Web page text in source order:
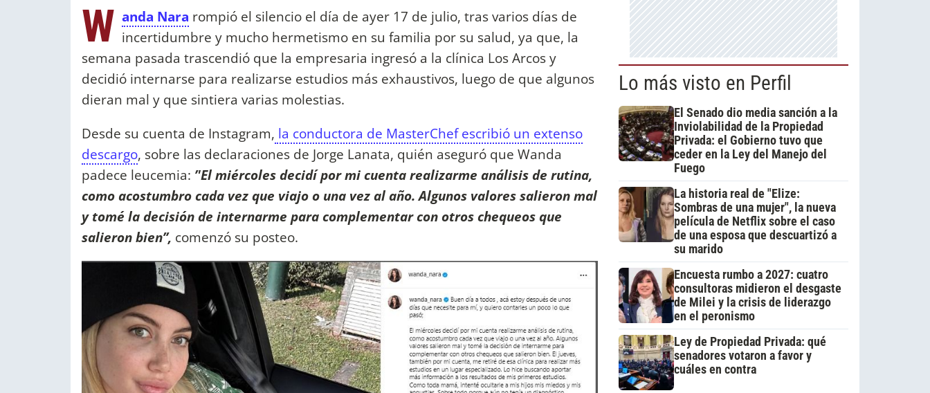
W anda Nara rompió el silencio el día de ayer 17 de julio, tras varios días de
incertidumbre y mucho hermetismo en su familia por su salud, ya que, la
semana pasada trascendió que la empresaria ingresó a la clínica Los Arcos y
decidió internarse para realizarse estudios más exhaustivos, luego de que algunos
dieran mal y que sintiera varias molestias.
Desde su cuenta de Instagram, la conductora de MasterChef escribió un extenso
descargo, sobre las declaraciones de Jorge Lanata, quién aseguró que Wanda
padece leucemia: ’'El miércoles decidí por mi cuenta realizarme análisis de rutina,
como acostumbro cada vez que viajo o una vez al año. Algunos valores salieron mal
y tomé la decisión de internarme para complementar con otros chequeos que
salieron bien’’, comenzó su posteo.
Lo más visto en Perfil
El Senado dio media sanción a la
Inviolabilidad de la Propiedad
Privada: el Gobierno tuvo que
ceder en la Ley del Manejo del
Fuego
La historia real de "Elize:
Sombras de una mujer", la nueva
película de Netflix sobre el caso
de una esposa que descuartizó a
su marido
Encuesta rumbo a 2027: cuatro
consultoras midieron el desgaste
de Milei y la crisis de liderazgo
en el peronismo
Ley de Propiedad Privada: qué
senadores votaron a favor y
cuáles en contra